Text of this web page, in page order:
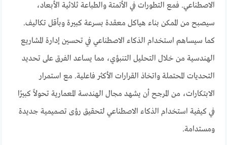
الاصطناعي. فمع التطورات في الأتمتة والطباعة ثلاثية الأبعاد،
سيصبح من الممكن بناء هياكل معقدة بسرعة كبيرة وبأقل تكاليف.
كما سيساهم استخدام الذكاء الاصطناعي في تحسين إدارة المشاريع
الهندسية من خلال التحليل التنبؤي، مما يساعد الفرق على تحديد
التحديات المحتملة واتخاذ القرارات الأكثر فاعلية. مع استمرار
الابتكارات، من المرجح أن يشهد مجال الهندسة المعمارية تحولاً كبيرًا
في كيفية استخدام الذكاء الاصطناعي لتحقيق رؤى تصميمية جديدة
ومستدامة.